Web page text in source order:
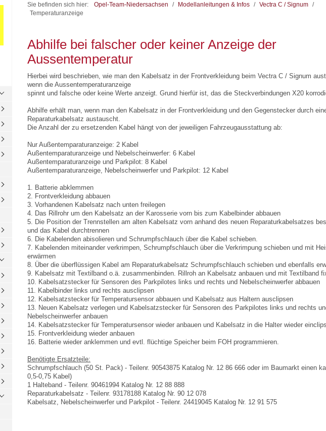
Sie befinden sich hier: Opel-Team-Niedersachsen / Modellanleitungen & Infos / Vectra C / Signum
/
Temperaturanzeige
Abhilfe bei falscher oder keiner Anzeige der
Aussentemperatur
Hierbei wird beschrieben, wie man den Kabelsatz in der Frontverkleidung beim Vectra C / Signum
wenn die Aussentemperaturanzeige
spinnt und falsche oder keine Werte anzeigt. Grund hierfür ist, das die Steckverbindungen X20
Abhilfe erhält man, wenn man den Kabelsatz in der Frontverkleidung und den Gegenstecker durch
Reparaturkabelsatz austauscht.
Die Anzahl der zu ersetzenden Kabel hängt von der jeweiligen Fahrzeugausstattung ab:
Nur Außentemparaturanzeige: 2 Kabel
Außentemparaturanzeige und Nebelscheinwerfer: 6 Kabel
Außentemparaturanzeige und Parkpilot: 8 Kabel
Außentemparaturanzeige, Nebelscheinwerfer und Parkpilot: 12 Kabel
1. Batterie abklemmen
2. Frontverkleidung abbauen
3. Vorhandenen Kabelsatz nach unten freilegen
4. Das Rillrohr um den Kabelsatz an der Karosserie vorn bis zum Kabelbinder abbauen
5. Die Position der Trennstellen am alten Kabelsatz vorn anhand des neuen Reparaturkabelsatzes
und das Kabel durchtrennen
6. Die Kabelenden abisolieren und Schrumpfschlauch über die Kabel schieben.
7. Kabelenden miteinander verkrimpen, Schrumpfschlauch über die Verkrimpung schieben und mit
erwärmen
8. Über die überflüssigen Kabel am Reparaturkabelsatz Schrumpfschlauch schieben und ebenfalls
9. Kabelsatz mit Textilband o.ä. zusammenbinden. Rillroh an Kabelsatz anbauen und mit Textilband
10. Kabelsatzstecker für Sensoren des Parkpilotes links und rechts und Nebelscheinwerfer abbauen
11. Kabelbinder links und rechts ausclipsen
12. Kabelsatzstecker für Temperatursensor abbauen und Kabelsatz aus Haltern ausclipsen
13. Neuen Kabelsatz verlegen und Kabelsatzstecker für Sensoren des Parkpilotes links und rechts
Nebelscheinwerfer anbauen
14. Kabelsatzstecker für Temperatursensor wieder anbauen und Kabelsatz in die Halter wieder
15. Frontverkleidung wieder anbauen
16. Batterie wieder anklemmen und evtl. flüchtige Speicher beim FOH programmieren.
Benötigte Ersatzteile:
Schrumpfschlauch (50 St. Pack) - Teilenr. 90543875 Katalog Nr. 12 86 666 oder im Baumarkt einen
0,5-0,75 Kabel)
1 Halteband - Teilenr. 90461994 Katalog Nr. 12 88 888
Reparaturkabelsatz - Teilenr. 93178188 Katalog Nr. 90 12 078
Kabelsatz, Nebelscheinwerfer und Parkpilot - Teilenr. 24419045 Katalog Nr. 12 91 575